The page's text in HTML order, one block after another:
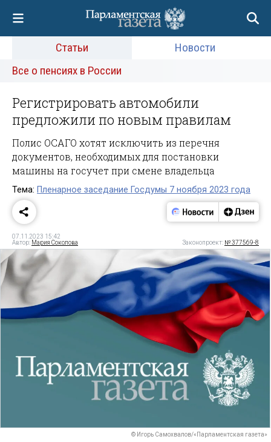
Статьи
Новости
Все о пенсиях в России
Регистрировать автомобили
предложили по новым правилам
Полис ОСАГО хотят исключить из перечня
документов, необходимых для постановки
машины на госучет при смене владельца
Тема: Пленарное заседание Госдумы 7 ноября 2023 года
07.11.2023 15:42
Автор: Мария Соколова Законопроект: № 377569-8
© Игорь Самохвалов/«Парламентская газета»